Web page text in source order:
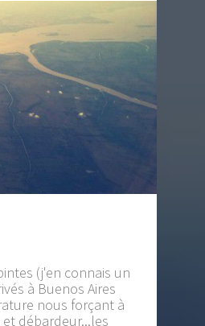
(j'en connais un
à Buenos Aires
nous forçant à
débardeur...les